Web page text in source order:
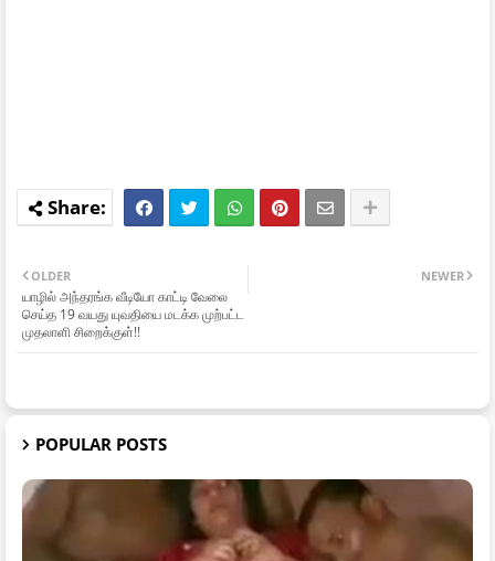
NEWER
OLDER
யாழில் அந்தரங்க வீடியோ காட்டி வேலை
செய்த 19 வயது யுவதியை மடக்க முற்பட்ட
முதலாளி சிறைக்குள்!!
POPULAR POSTS